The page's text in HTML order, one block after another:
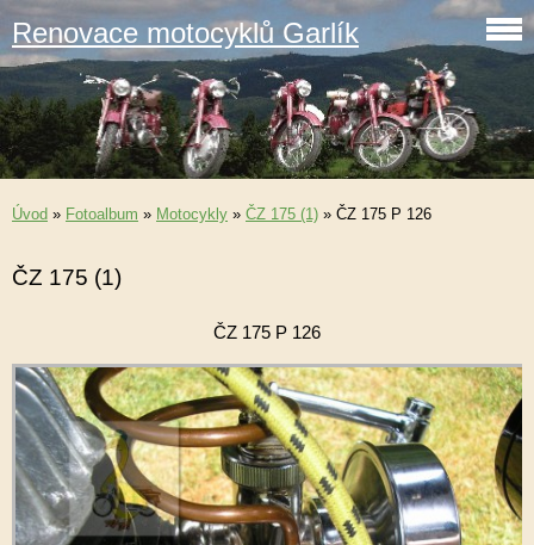
Renovace motocyklů Garlík
Úvod » Fotoalbum » Motocykly » ČZ 175 (1) » ČZ 175 P 126
ČZ 175 (1)
ČZ 175 P 126